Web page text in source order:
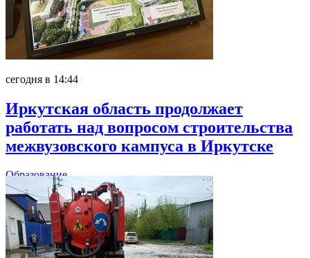
сегодня в 14:44
Иркутская область продолжает
работать над вопросом строительства
межвузовского кампуса в Иркутске
Образование